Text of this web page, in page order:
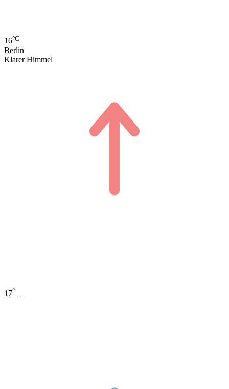
16°C
Berlin
Klarer Himmel
17°